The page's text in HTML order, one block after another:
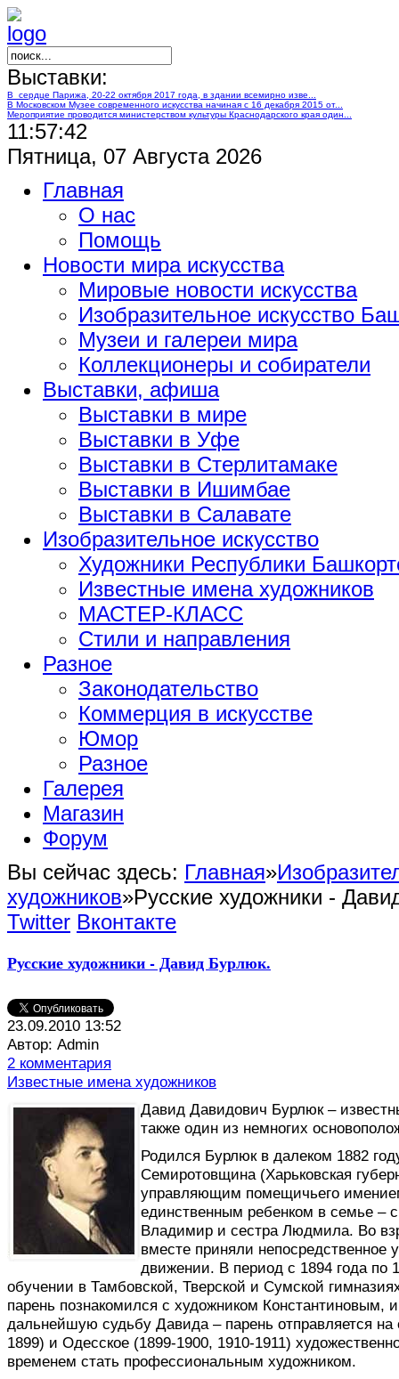
Выставки:
В сердце Парижа, 20-22 октября 2017 года, в здании всемирно изве...
В Московском Музее современного искусства начиная с 16 декабря 2015 от...
Мероприятие проводится министерством культуры Краснодарского края один...
11:57:43
Пятница, 07 Августа 2026
Главная
О нас
Помощь
Новости мира искусства
Мировые новости искусства
Изобразительное искусство
Музеи и галереи мира
Коллекционеры и собиратели
Выставки, афиша
Выставки в мире
Выставки в Уфе
Выставки в Стерлитамаке
Выставки в Ишимбае
Выставки в Салавате
Изобразительное искусство
Художники Республики
Известные имена художников
МАСТЕР-КЛАСС
Стили и направления
Разное
Законодательство
Коммерция в искусстве
Юмор
Разное
Галерея
Магазин
Форум
Вы сейчас здесь: Главная»
художников»Русские художники -
Twitter Вконтакте
Русские художники - Давид Бурлюк.
23.09.2010 13:52
Автор: Admin
2 комментария
Известные имена художников
Давид Давидович Бурлюк –
также один из немногих
Родился Бурлюк в далеком 1882
Семиротовщина (Харьковская
управляющим помещичьего
единственным ребенком в семье –
Владимир и сестра Людмила. Во
вместе приняли непосредственное
движении. В период с 1894 года по
обучении в Тамбовской, Тверской и Сумской
парень познакомился с художником Константиновым,
дальнейшую судьбу Давида – парень отправляется на
1899) и Одесское (1899-1900, 1910-1911)
временем стать профессиональным художником.